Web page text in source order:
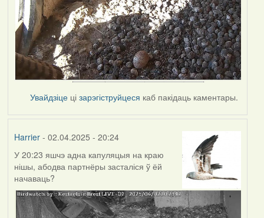
Увайдзіце цізарэгіструйцеся каб пакідаць каментары.
Harrier- 02.04.2025 - 20:24
У 20:23 яшчэ адна капуляцыя на краю
нішы, абодва партнёры засталіся ў ёй
начаваць?